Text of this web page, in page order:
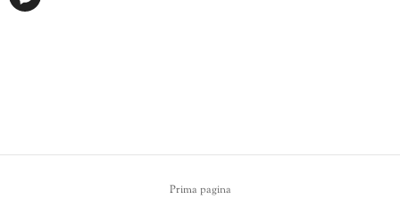
Prima pagina